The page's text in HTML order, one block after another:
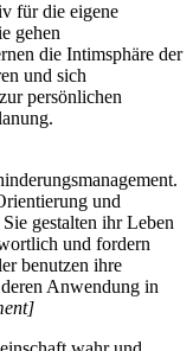
für die eigene
gehen
die Intimsphäre der
und sich
persönlichen
und
gestalten ihr Leben
und fordern
benutzen ihre
Anwendung in